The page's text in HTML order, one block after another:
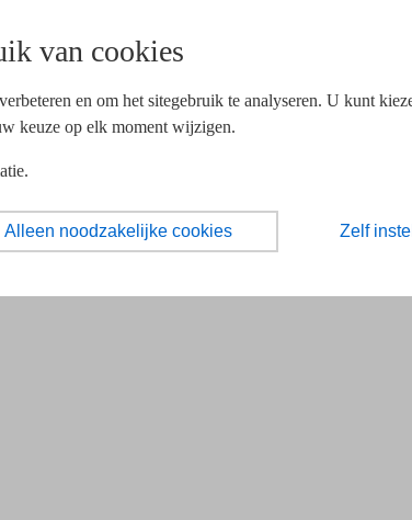
van cookies
en om het sitegebruik te analyseren. U kunt
keuze op elk moment wijzigen.
Alleen noodzakelijke cookies Zelf